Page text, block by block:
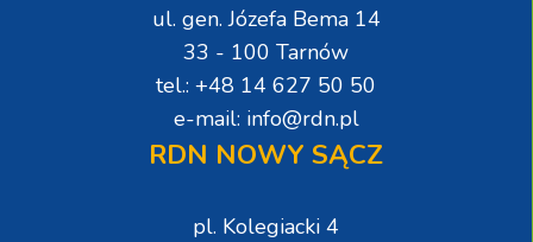
ul. gen. Józefa Bema 14
33 - 100 Tarnów
tel.: +48 14 627 50 50
e-mail: info@rdn.pl
RDN NOWY SĄCZ
pl. Kolegiacki 4